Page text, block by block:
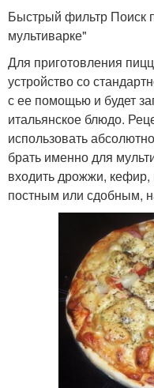
Быстрый фильтр Поиск
мультиварке"
Для приготовления
устройство со
с ее помощью и будет
итальянское блюдо.
использовать
брать именно для
входить дрожжи,
постным или сдобным,